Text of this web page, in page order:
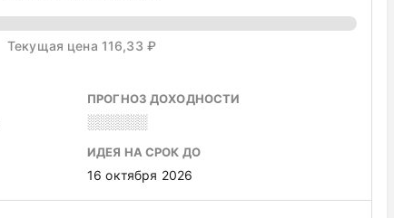
Текущая цена 116,33 ₽
ПРОГНОЗ ДОХОДНОСТИ
░░░░░░
ИДЕЯ НА СРОК ДО
16 октября 2026